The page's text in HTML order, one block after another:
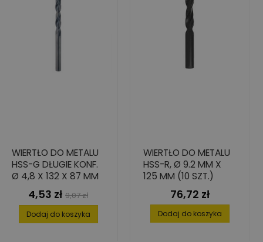
WIERTŁO DO METALU
HSS-G DŁUGIE KONF.
Ø 4,8 X 132 X 87 MM
Cena
4,53 zł Cena
podstawowa
9,07 zł
Dodaj do koszyka
WIERTŁO DO METALU
HSS-R, Ø 9.2 MM X
125 MM (10 SZT.)
Cena
76,72 zł
Dodaj do koszyka